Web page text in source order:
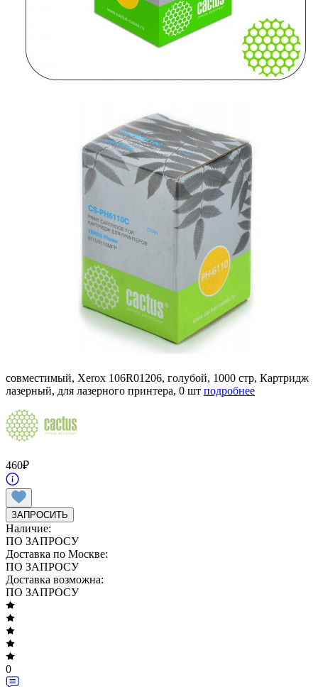
совместимый, Xerox 106R01206, голубой, 1000 стр, Картридж
лазерный, для лазерного принтера, 0 шт подробнее
460₽
ЗАПРОСИТЬ
Наличие:
ПО ЗАПРОСУ
Доставка по Москве:
ПО ЗАПРОСУ
Доставка возможна:
ПО ЗАПРОСУ
0